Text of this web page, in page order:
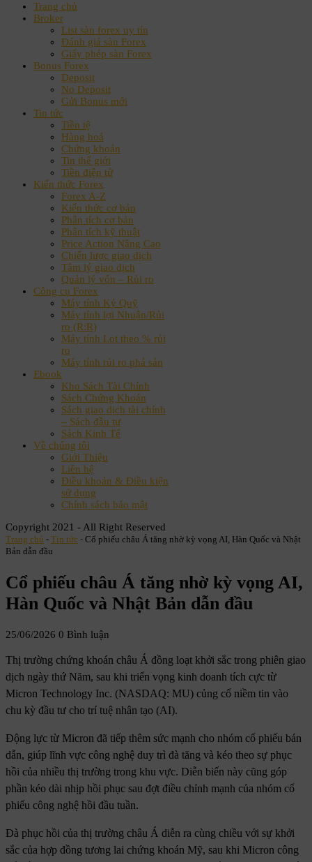
Trang chủ
Broker
List sàn forex uy tín
Đánh giá sàn Forex
Giấy phép sàn Forex
Bonus Forex
Deposit
No Deposit
Gửi Bonus mới
Tin tức
Tiền tệ
Hàng hoá
Chứng khoán
Tin thế giới
Tiền điện tử
Kiến thức Forex
Forex A-Z
Kiến thức cơ bản
Phân tích cơ bản
Phân tích kỹ thuật
Price Action Nâng Cao
Chiến lược giao dịch
Tâm lý giao dịch
Quản lý vốn – Rủi ro
Công cụ Forex
Máy tính Ký Quỹ
Máy tính lợi Nhuận/Rủi
ro (R:R)
Máy tính Lot theo % rủi
ro
Máy tính rủi ro phá sản
Ebook
Kho Sách Tài Chính
Sách Chứng Khoán
Sách giao dịch tài chính
– Sách đầu tư
Sách Kinh Tế
Về chúng tôi
Giới Thiệu
Liên hệ
Điều khoản & Điều kiện
sử dụng
Chính sách bảo mật
Copyright 2021 - All Right Reserved
Trang chủ - Tin tức - Cổ phiếu châu Á tăng nhờ kỳ vọng AI, Hàn Quốc và Nhật
Bản dẫn đầu
Cổ phiếu châu Á tăng nhờ kỳ vọng AI,
Hàn Quốc và Nhật Bản dẫn đầu
25/06/2026 0 Bình luận
Thị trường chứng khoán châu Á đồng loạt khởi sắc trong phiên giao
dịch ngày thứ Năm, sau khi triển vọng kinh doanh tích cực từ
Micron Technology Inc. (NASDAQ: MU) củng cố niềm tin vào
chu kỳ đầu tư cho trí tuệ nhân tạo (AI).
Động lực từ Micron đã tiếp thêm sức mạnh cho nhóm cổ phiếu bán
dẫn, giúp lĩnh vực công nghệ duy trì đà tăng và kéo theo sự phục
hồi của nhiều thị trường trong khu vực. Diễn biến này cũng góp
phần kéo dài nhịp hồi phục sau đợt điều chỉnh mạnh của nhóm cổ
phiếu công nghệ hồi đầu tuần.
Đà phục hồi của thị trường châu Á diễn ra cùng chiều với sự khởi
sắc của hợp đồng tương lai chứng khoán Mỹ, sau khi Micron công